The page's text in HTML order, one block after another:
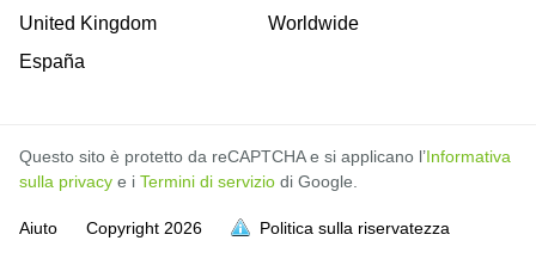
United Kingdom
España
Worldwide
Questo sito è protetto da reCAPTCHA e si applicano l’Informativa
sulla privacy e i Termini di servizio di Google.
Aiuto Copyright 2026 Politica sulla riservatezza